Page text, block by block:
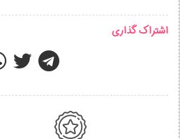
اشتراک گذاری